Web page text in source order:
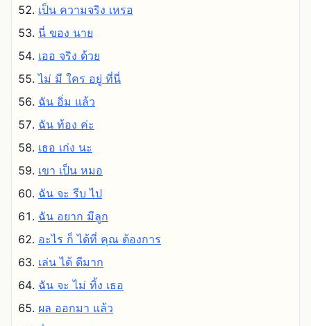
เป็น ความจริง เหรอ
นี่ ของ นาย
เออ จริง ด้วย
ไม่ มี ใคร อยู่ ที่นี่
ฉัน อิ่ม แล้ว
ฉัน ท้อง ค่ะ
เธอ เก่ง นะ
เขา เป็น หมอ
ฉัน จะ รีบ ไป
ฉัน อยาก มีลูก
อะไร ก็ ได้ที่ คุณ ต้องการ
เล่น ได้ ดีมาก
ฉัน จะ ไม่ ทิ้ง เธอ
ผล ออกมา แล้ว